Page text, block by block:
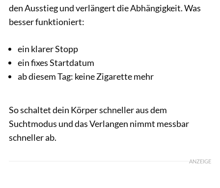
den Ausstieg und verlängert die Abhängigkeit. Was
besser funktioniert:
ein klarer Stopp
ein fixes Startdatum
ab diesem Tag: keine Zigarette mehr
So schaltet dein Körper schneller aus dem
Suchtmodus und das Verlangen nimmt messbar
schneller ab.
ANZEIGE